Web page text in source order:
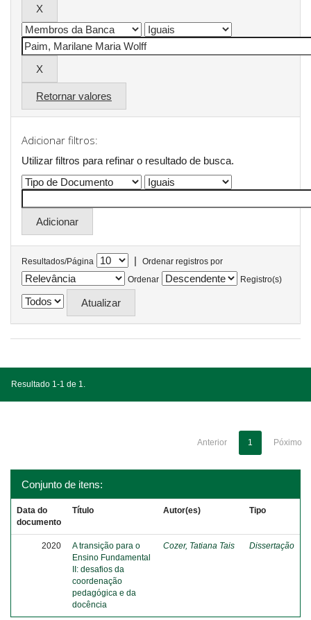
Retornar valores
Adicionar filtros:
Utilizar filtros para refinar o resultado de busca.
Resultados/Página |
Ordenar registros por
Ordenar
Registro(s)
Resultado 1-1 de 1.
Anterior 1 Póximo
Conjunto de itens:
Data do
documento
Título Autor(es) Tipo
2020
A transição para o
Ensino Fundamental
II: desafios da
coordenação
pedagógica e da
docência
Cozer, Tatiana Tais Dissertação